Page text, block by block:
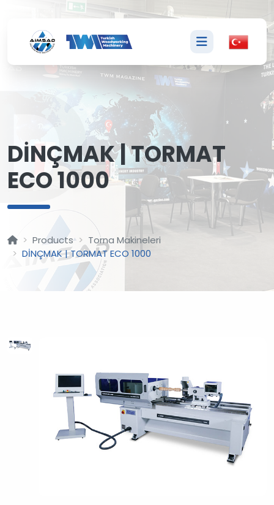
DİNÇMAK | TORMAT
ECO 1000
Products
Torna Makineleri
DİNÇMAK | TORMAT ECO 1000